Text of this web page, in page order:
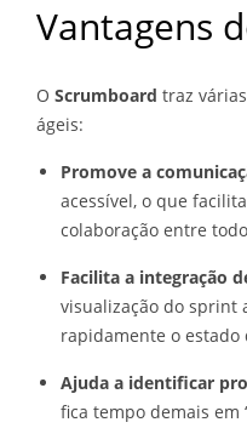
Vantagens
O Scrumboard traz
ágeis:
Promove a
acessível, o que
colaboração entre
Facilita a integração
visualização do sprint
rapidamente o estado
Ajuda a identificar
fica tempo demais em